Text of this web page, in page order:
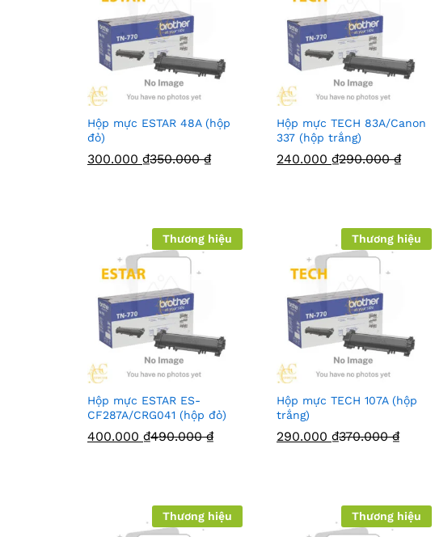
Hộp mực ESTAR 48A (hộp
đỏ)
300.000 ₫350.000₫
Hộp mực TECH 83A/Canon
337 (hộp trắng)
240.000 ₫290.000₫
Thương hiệu
Hộp mực ESTAR ES-
CF287A/CRG041 (hộp đỏ)
400.000 ₫490.000₫
Thương hiệu
Hộp mực TECH 107A (hộp
trắng)
290.000 ₫370.000₫
Thương hiệu Thương hiệu